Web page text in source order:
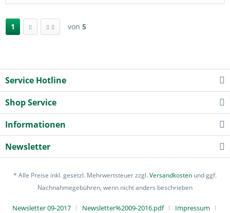
1 von 5
Service Hotline
Shop Service
Informationen
Newsletter
* Alle Preise inkl. gesetzl. Mehrwertsteuer zzgl.Versandkosten und ggf.
Nachnahmegebühren, wenn nicht anders beschrieben
Newsletter 09-2017 Newsletter%2009-2016.pdf Impressum